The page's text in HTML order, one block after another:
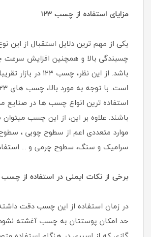
مزایای استفاده از چسب ١٢٣
یکی از مهم ترین دلایل استقبال از این
چسبندگی بالا و همچنین افزایش سرعت
باشد. از این نظر، چسب
استفاده ترین انواع چسب ها در صنایع
باشند. علاوه بر این، از این چسب میتوان
موارد متعددی اعم از سطوح چوبی ،
سرامیک و سنگ، سطوح چرمی و ...
برخی از نکات ایمنی در استفاده از چسب ١٢٣
در زمان استفاده از این چسب دقت
حد امکان پوستتان به چسب آغشته نشود.